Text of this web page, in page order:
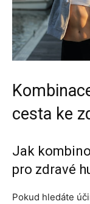
cesta ke
Jak
pro zdravé
Pokud hledáte